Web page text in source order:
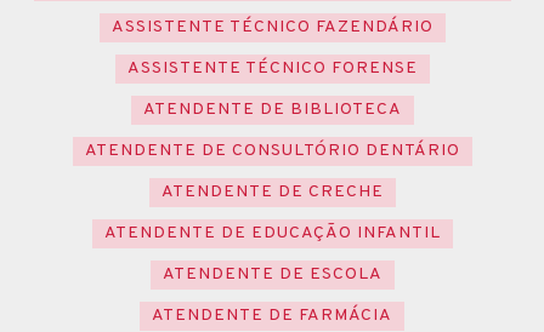
ASSISTENTE TÉCNICO FAZENDÁRIO
ASSISTENTE TÉCNICO FORENSE
ATENDENTE DE BIBLIOTECA
ATENDENTE DE CONSULTÓRIO DENTÁRIO
ATENDENTE DE CRECHE
ATENDENTE DE EDUCAÇÃO INFANTIL
ATENDENTE DE ESCOLA
ATENDENTE DE FARMÁCIA